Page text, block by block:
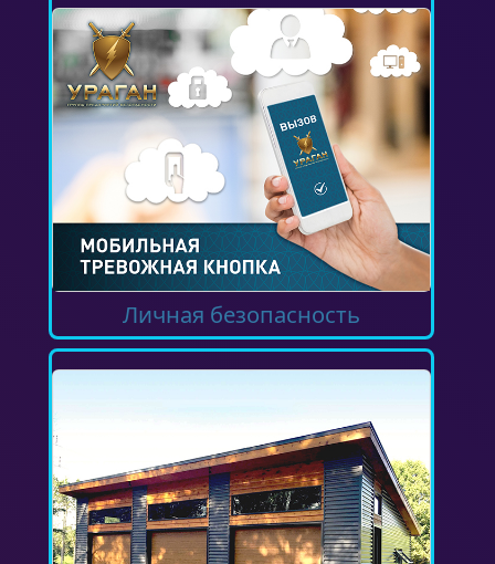
Личная безопасность